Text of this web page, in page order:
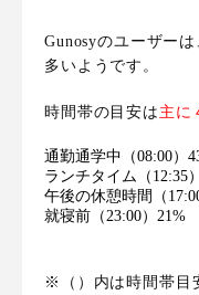
Gunosyのユーザーは
多い ようです。
時間帯の目安は 主に
通勤通学中（08:00）
ランチタイム（12:35
午後の休憩時間（
就寝前（23:00）21%
※（）内は時間帯目